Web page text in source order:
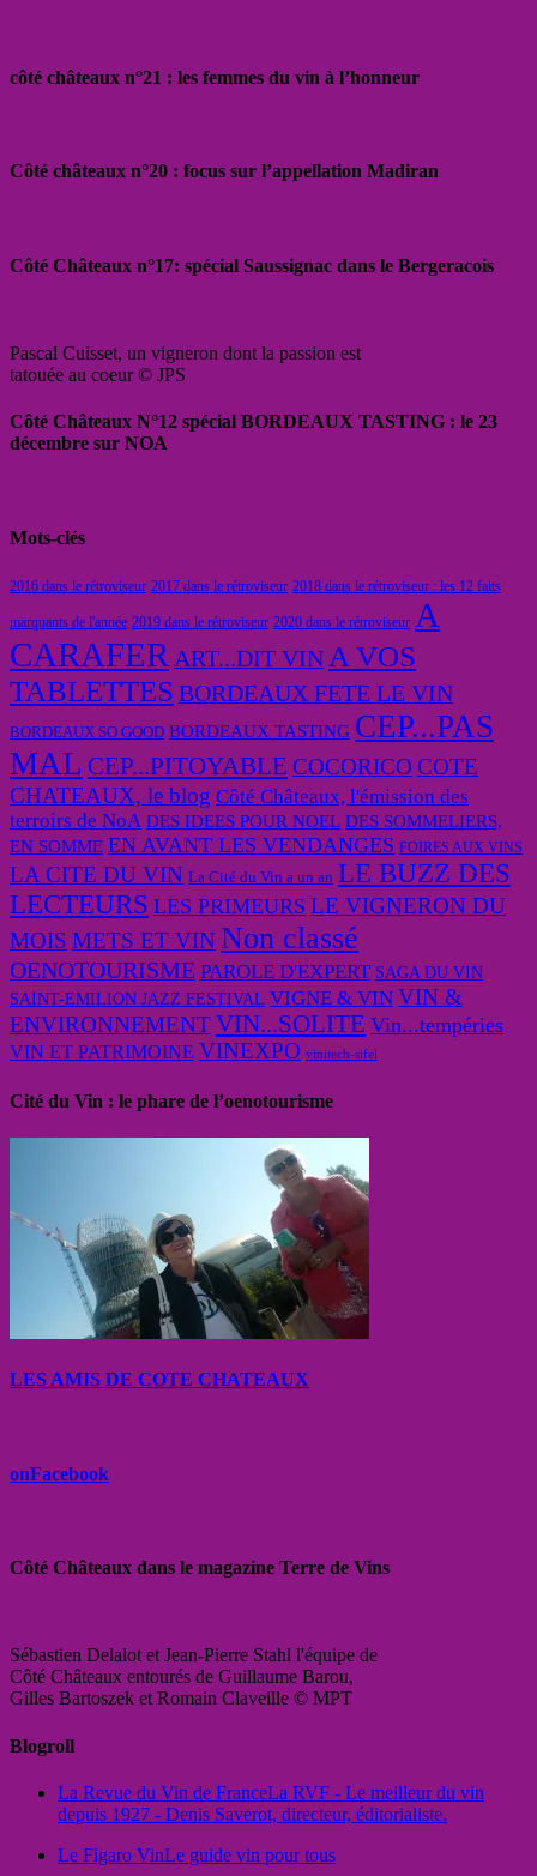
côté châteaux n°21 : les femmes du vin à l’honneur
Côté châteaux n°20 : focus sur l’appellation Madiran
Côté Châteaux n°17: spécial Saussignac dans le Bergeracois
Pascal Cuisset, un vigneron dont la passion est
tatouée au coeur © JPS
Côté Châteaux N°12 spécial BORDEAUX TASTING : le 23
décembre sur NOA
Mots-clés
2016 dans le rétroviseur 2017 dans le rétroviseur 2018 dans le rétroviseur : les 12 faits
marquants de l'année 2019 dans le rétroviseur 2020 dans le rétroviseur A
CARAFER ART...DIT VIN A VOS
TABLETTES BORDEAUX FETE LE VIN
BORDEAUX SO GOOD BORDEAUX TASTING CEP...PAS
MAL CEP...PITOYABLE COCORICO COTE
CHATEAUX, le blog Côté Châteaux, l'émission des
terroirs de NoA DES IDEES POUR NOEL DES SOMMELIERS,
EN SOMME EN AVANT LES VENDANGES FOIRES AUX VINS
LA CITE DU VIN La Cité du Vin a un an LE BUZZ DES
LECTEURS LES PRIMEURS LE VIGNERON DU
MOIS METS ET VIN Non classé
OENOTOURISME PAROLE D'EXPERT SAGA DU VIN
SAINT-EMILION JAZZ FESTIVAL VIGNE & VIN VIN &
ENVIRONNEMENTVIN...SOLITE Vin...tempéries
VIN ET PATRIMOINE VINEXPO vinitech-sifel
Cité du Vin : le phare de l’oenotourisme
LES AMIS DE COTE CHATEAUX
onFacebook
Côté Châteaux dans le magazine Terre de Vins
Sébastien Delalot et Jean-Pierre Stahl l'équipe de
Côté Châteaux entourés de Guillaume Barou,
Gilles Bartoszek et Romain Claveille © MPT
Blogroll
La Revue du Vin de FranceLa RVF - Le meilleur du vin
depuis 1927 - Denis Saverot, directeur, éditorialiste.
Le Figaro VinLe guide vin pour tous